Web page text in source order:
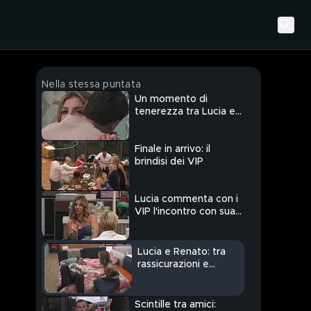
Nella stessa puntata
Un momento di
tenerezza tra Lucia e
Finale in arrivo: il
brindisi dei VIP
Lucia commenta con i
VIP l'incontro con sua
Lucia e Renato: tra
rassicurazioni e
Scintille tra amici: